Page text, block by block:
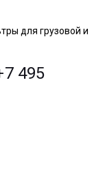
495